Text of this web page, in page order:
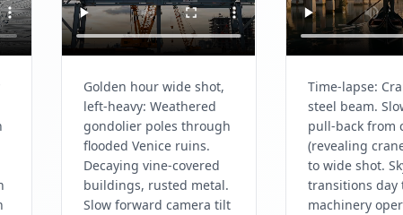
Golden hour wide shot,
left-heavy: Weathered
gondolier poles through
flooded Venice ruins.
Decaying vine-covered
buildings, rusted metal.
Slow forward camera tilt
Time-lapse:
steel beam.
pull-back from
(revealing
to wide shot.
transitions day
machinery